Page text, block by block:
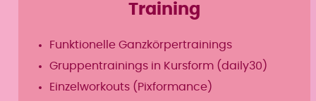
Training
Funktionelle Ganzkörpertrainings
Gruppentrainings in Kursform (daily30)
Einzelworkouts (Pixformance)